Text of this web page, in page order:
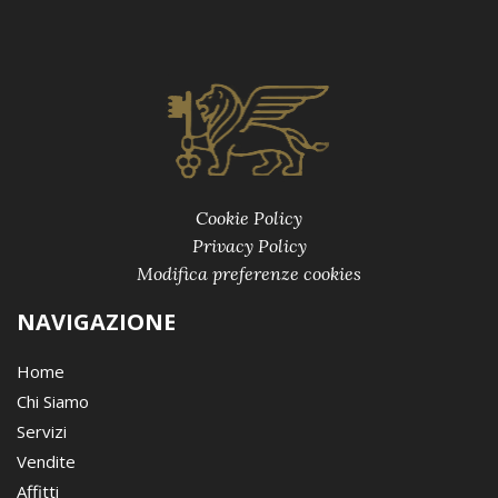
Cookie Policy
Privacy Policy
Modifica preferenze cookies
NAVIGAZIONE
Home
Chi Siamo
Servizi
Vendite
Affitti